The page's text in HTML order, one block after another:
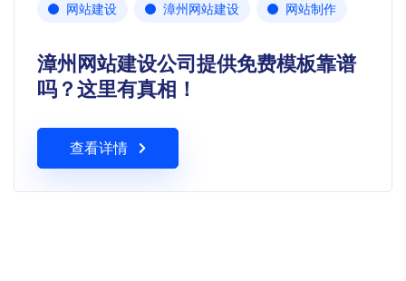
网站建设 漳州网站建设 网站制作
漳州网站建设公司提供免费模板靠谱
吗？这里有真相！
查看详情